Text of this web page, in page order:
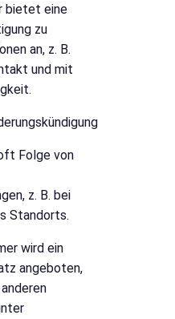
bietet eine
zu
an, z. B.
und mit
Folge von
z. B. bei
Standorts.
wird ein
angeboten,